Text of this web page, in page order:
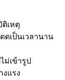
เหตุ
ดเป็นเวลานาน
ม่เข้ารูป
งแรง